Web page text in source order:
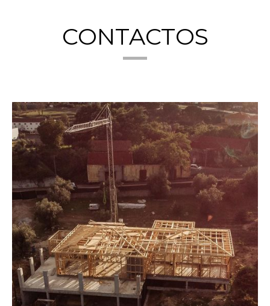
CONTACTOS